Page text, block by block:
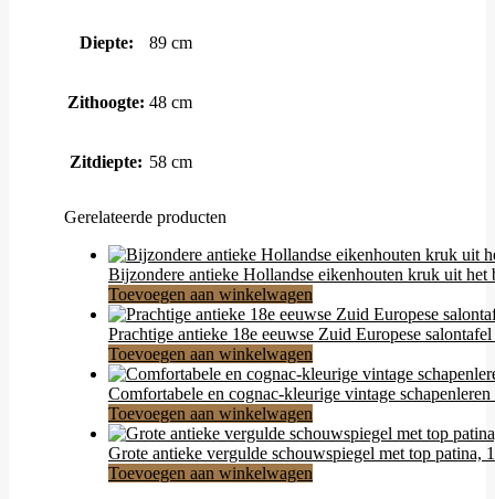
Diepte: 89 cm
Zithoogte: 48 cm
Zitdiepte: 58 cm
Gerelateerde producten
Bijzondere antieke Hollandse eikenhouten kruk uit
Toevoegen aan winkelwagen
Prachtige antieke 18e eeuwse Zuid Europese
Toevoegen aan winkelwagen
Comfortabele en cognac-kleurige vintage
Toevoegen aan winkelwagen
Grote antieke vergulde schouwspiegel met top patina,
Toevoegen aan winkelwagen